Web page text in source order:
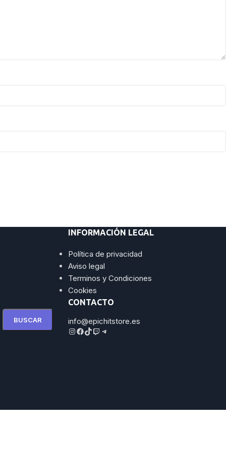
BUSCAR
INFORMACIÓN LEGAL
Política de privacidad
Aviso legal
Terminos y Condiciones
Cookies
CONTACTO
info@epichitstore.es